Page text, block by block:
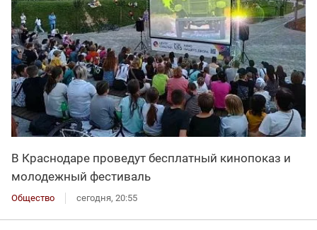
В Краснодаре проведут бесплатный кинопоказ и
молодежный фестиваль
Общество сегодня, 20:55